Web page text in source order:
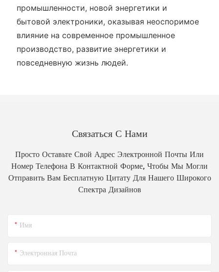
промышленности, новой энергетики и
бытовой электроники, оказывая неоспоримое
влияние на современное промышленное
производство, развитие энергетики и
повседневную жизнь людей.
Связаться С Нами
Просто Оставьте Свой Адрес Электронной Почты Или
Номер Телефона В Контактной Форме, Чтобы Мы Могли
Отправить Вам Бесплатную Цитату Для Нашего Широкого
Спектра Дизайнов
Имя
Электронная Почта